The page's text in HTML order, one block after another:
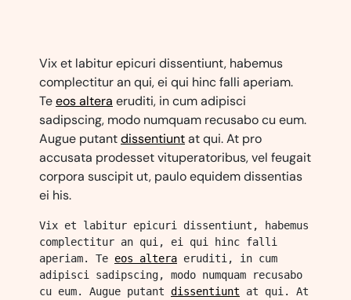
Vix et labitur epicuri dissentiunt, habemus
complectitur an qui, ei qui hinc falli aperiam.
Teeos altera eruditi, in cum adipisci
sadipscing, modo numquam recusabo cu eum.
Augue putantdissentiuntat qui. At pro
accusata prodesset vituperatoribus, vel feugait
corpora suscipit ut, paulo equidem dissentias
ei his.
Vix et labitur epicuri dissentiunt, habemus
complectitur an qui, ei qui hinc falli
aperiam. Te eos altera eruditi, in cum
adipisci sadipscing, modo numquam recusabo
cu eum. Augue putant dissentiunt at qui. At